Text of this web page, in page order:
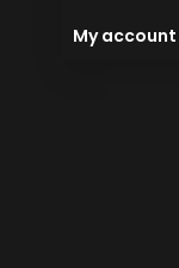
My account